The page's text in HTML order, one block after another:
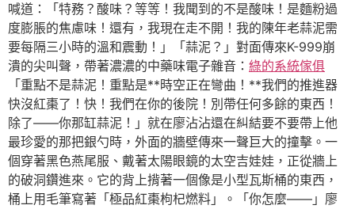
喊道：「特務？酸味？等等！我聞到的不是酸味！是麵粉過
度膨脹的焦慮味！還有，我現在走不開！我的陳年老蒜泥需
要每隔三小時的溫和震動！」「蒜泥？」對面傳來K-999崩
潰的尖叫聲，帶著濃濃的中藥味電子雜音： 綠的系統傢俱
「重點不是蒜泥！重點是**時空正在彎曲！**我們的推進器
快沒紅棗了！快！我們在你的後院！別帶任何多餘的東西！
除了——你那缸蒜泥！」就在廖沾沾還在糾結要不要帶上他
最珍愛的那把銀勺時，外面的牆壁傳來一聲巨大的撞擊。一
個穿著黑色燕尾服、戴著太陽眼鏡的太空吉娃娃，正從牆上
的破洞鑽進來。它的背上揹著一個像是小型瓦斯桶的東西，
桶上用毛筆寫著「極品紅棗枸杞燃料」。「你怎麼——」廖